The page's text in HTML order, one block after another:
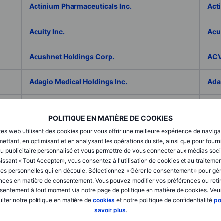
POLITIQUE EN MATIÈRE DE COOKIES
web utilisent des cookies pour vous offrir une meilleure expérience de
en optimisant et en analysant les opérations du site, ainsi que pour
publicitaire personnalisé et vous permettre de vous connecter aux médias
« Tout Accepter», vous consentez à l'utilisation de cookies et au
personnelles qui en découle. Sélectionnez « Gérer le consentement » pour
en matière de consentement. Vous pouvez modifier vos préférences ou
à tout moment via notre page de politique en matière de cookies.
notre politique en matière de cookies et notre politique de confidentialité
savoir plus.
Actinium Pharmaceuticals Inc.
Acuity Inc.
Acushnet Holdings Corp.
Adagio Medical Holdings Inc.
Addex Pharmaceuticals SA
AddNode Group AB ser. B
Adecco Group Inc.